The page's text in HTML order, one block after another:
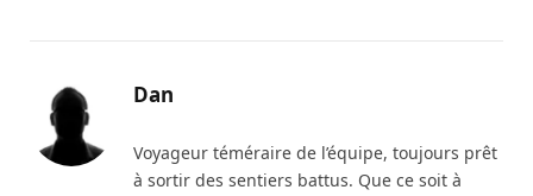
Dan
Voyageur téméraire de l’équipe, toujours prêt
à sortir des sentiers battus. Que ce soit à